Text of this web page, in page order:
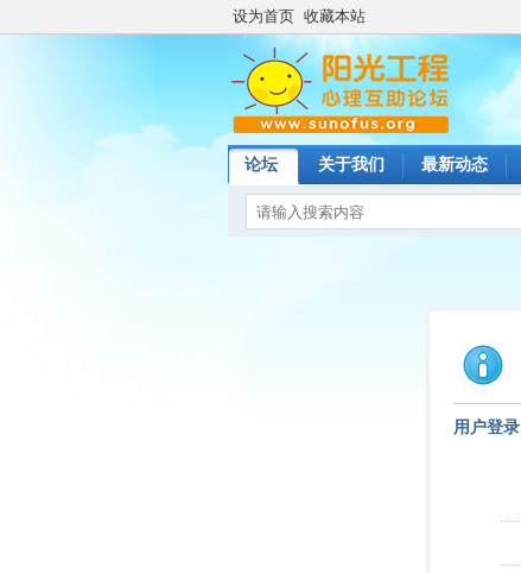
设为首页 收藏本站
论坛 关于我们 最新动态
用户登录